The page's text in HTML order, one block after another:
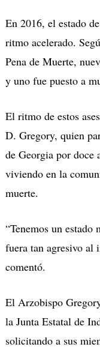
En 2016, el estado
ritmo acelerado.
Pena de Muerte,
y uno fue puesto a
El ritmo de estos
D. Gregory, quien
de Georgia por doce
viviendo en la
muerte.
“Tenemos un estado
fuera tan agresivo al
comentó.
El Arzobispo
la Junta Estatal de
solicitando a sus